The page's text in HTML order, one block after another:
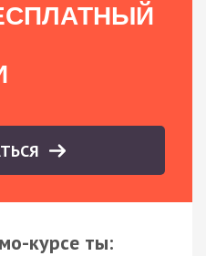
курсе ты: